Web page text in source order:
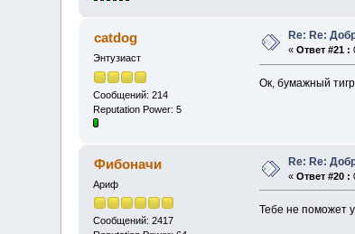
catdog
Энтузиаст
Сообщений: 214
Reputation Power: 5
Re: Re:
«Ответ #21 :
Ок, бумажный тигр
Фибоначи
Ариф
Сообщений: 2417
Re: Re:
«Ответ #20 :
Тебе не поможет